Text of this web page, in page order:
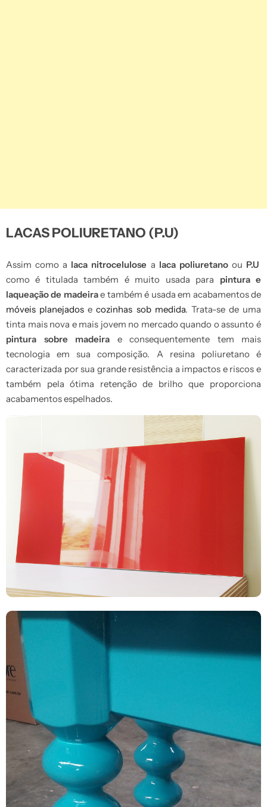
LACAS POLIURETANO (P.U)
Assim como a laca nitrocelulose a laca poliuretanoou P.U
como é titulada também é muito usada para pintura e
laqueação de madeirae também é usada em acabamentos de
móveis planejados ecozinhas sob medida. Trata-se de uma
tinta mais nova e mais jovem no mercado quando o assunto é
pintura sobre madeira e consequentemente tem mais
tecnologia em sua composição. A resina poliuretano é
caracterizada por sua grande resistência a impactos e riscos e
também pela ótima retenção de brilho que proporciona
acabamentos espelhados.